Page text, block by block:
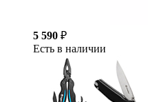
5 590 ₽
Есть в наличии